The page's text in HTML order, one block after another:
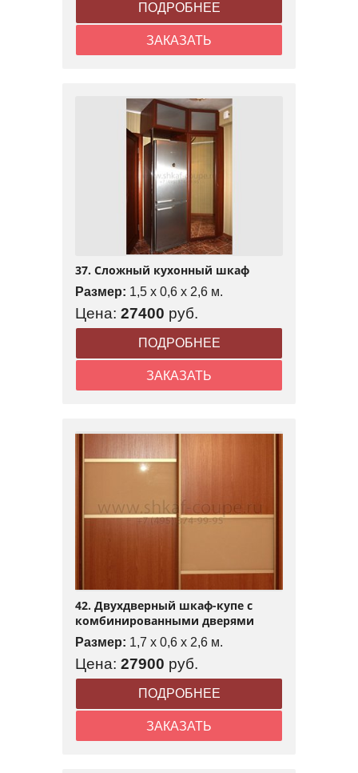
ПОДРОБНЕЕ
ЗАКАЗАТЬ
37. Сложный кухонный шкаф
Размер: 1,5 x 0,6 x 2,6 м.
Цена: 27400 руб.
ПОДРОБНЕЕ
ЗАКАЗАТЬ
42. Двухдверный шкаф-купе с
комбинированными дверями
Размер: 1,7 x 0,6 x 2,6 м.
Цена: 27900 руб.
ПОДРОБНЕЕ
ЗАКАЗАТЬ